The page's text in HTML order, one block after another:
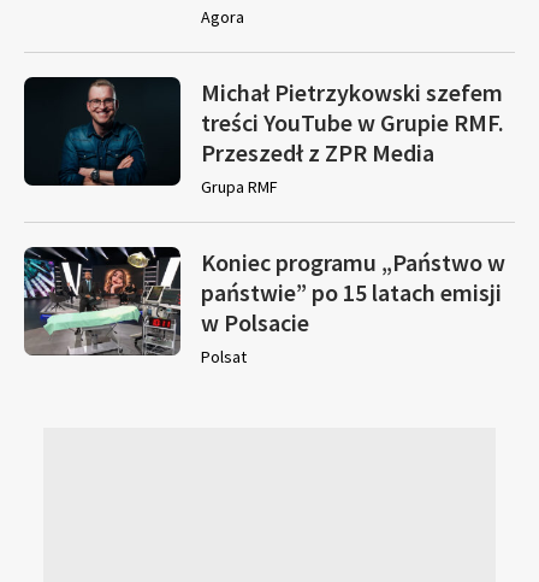
Agora
Michał Pietrzykowski szefem
treści YouTube w Grupie RMF.
Przeszedł z ZPR Media
Grupa RMF
Koniec programu „Państwo w
państwie” po 15 latach emisji
w Polsacie
Polsat